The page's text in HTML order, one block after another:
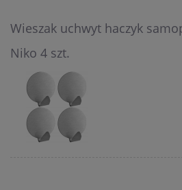
Wieszak uchwyt haczyk
Niko 4 szt.